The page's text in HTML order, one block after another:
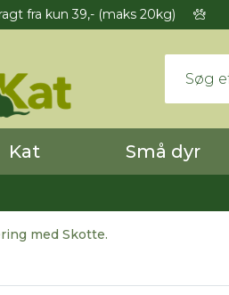
fra kun 39,- (maks 20kg)
Kat Små dyr
med Skotte.